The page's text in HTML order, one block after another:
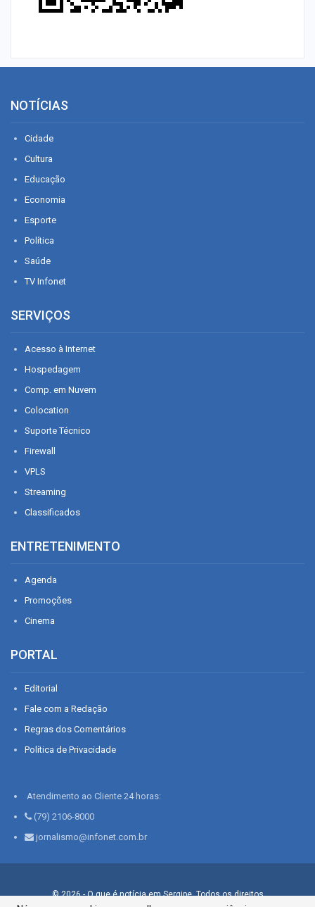
NOTÍCIAS
Cidade
Cultura
Educação
Economia
Esporte
Política
Saúde
TV Infonet
SERVIÇOS
Acesso à Internet
Hospedagem
Comp. em Nuvem
Colocation
Suporte Técnico
Firewall
VPLS
Streaming
Classificados
ENTRETENIMENTO
Agenda
Promoções
Cinema
PORTAL
Editorial
Fale com a Redação
Regras dos Comentários
Política de Privacidade
Atendimento ao Cliente 24 horas:
(79) 2106-8000
jornalismo@infonet.com.br
© 2026 - O que é notícia em Sergipe. Todos os direitos